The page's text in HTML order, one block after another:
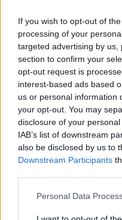
If you wish to opt-out of
processing of your
targeted advertising by
section to confirm your
opt-out request is
interest-based ads based
us or personal information
your opt-out. You may
disclosure of your
IAB’s list of downstream
also be disclosed by us to
Downstream Participants
Please note that this
Personal Data
koreográfia
és a végleges
alkotások
utalhat.